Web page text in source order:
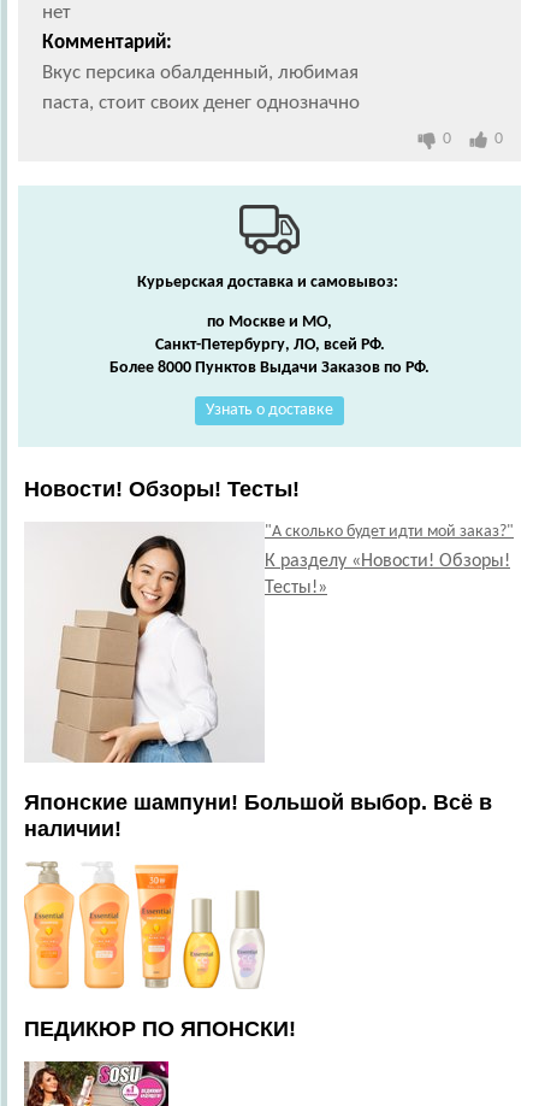
нет
Комментарий:
Вкус персика обалденный, любимая
паста, стоит своих денег однозначно
0 0
Курьерская доставка и самовывоз:
по Москве и МО,
Санкт-Петербургу, ЛО, всей РФ.
Более 8000 Пунктов Выдачи Заказов по РФ.
Узнать о доставке
Новости! Обзоры! Тесты!
"А сколько будет идти мой заказ?"
К разделу «Новости! Обзоры!
Тесты!»
Японские шампуни! Большой выбор. Всё в
наличии!
ПЕДИКЮР ПО ЯПОНСКИ!